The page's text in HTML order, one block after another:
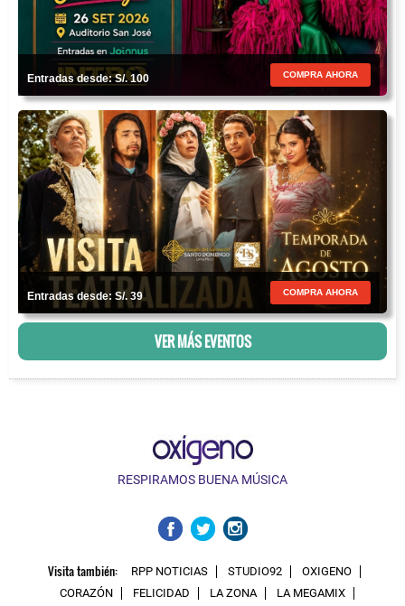
Entradas desde: S/. 100 COMPRA AHORA
Entradas desde: S/. 39 COMPRA AHORA
VER MÁS EVENTOS
RESPIRAMOS BUENA MÚSICA
Visita también: RPP NOTICIAS STUDIO92
OXIGENO
CORAZÓN
FELICIDAD LA ZONA LA MEGAMIX